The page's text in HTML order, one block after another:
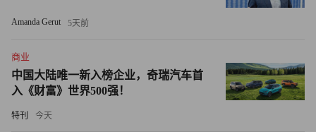
气体排放强度为3,521.45吨二氧化碳当量/亿元，绿电使用比
例达28%，自发自用分布式装机量达138MW，其用电量占
与此同时，晶澳科技并没有选择“抓大放小”，而是始终秉承
绿色发展原则，倡导低碳理念，推行绿色办公，推动运营环
节的节能减排与高效绿色发展，并不断强化员工绿色意识。
Amanda Gerut 5天前
商业
中国大陆唯一新入榜企业，奇瑞汽车首
入《财富》世界500强！
特刊 今天